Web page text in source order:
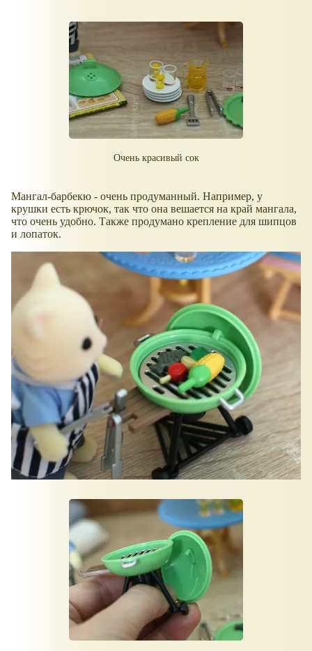
Очень красивый сок
Мангал-барбекю - очень продуманный. Например, у
крушки есть крючок, так что она вешается на край мангала,
что очень удобно. Также продумано крепление для шипцов
и лопаток.